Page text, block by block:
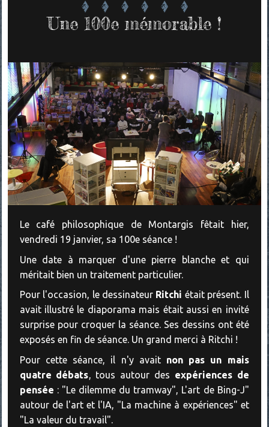
Une 100e mémorable !
Le café philosophique de Montargis fêtait hier,
vendredi 19 janvier, sa 100e séance !
Une date à marquer d'une pierre blanche et qui
méritait bien un traitement particulier.
Pour l'occasion, le dessinateur Ritchi était présent. Il
avait illustré le diaporama mais était aussi en invité
surprise pour croquer la séance. Ses dessins ont été
exposés en fin de séance. Un grand merci à Ritchi !
Pour cette séance, il n'y avait non pas un mais
quatre débats, tous autour des expériences de
pensée : "Le dilemme du tramway", L'art de Bing-J"
autour de l'art et l'IA, "La machine à expériences" et
"La valeur du travail".